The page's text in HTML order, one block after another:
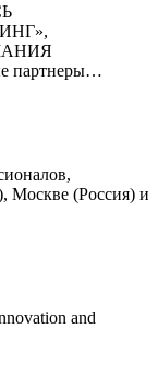
партнеры…
Москве (Россия) и
and